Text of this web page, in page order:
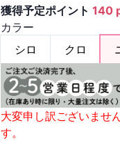
獲得予定ポイント 140
カラー
シロ
クロ
大変申し訳ございませ
す。